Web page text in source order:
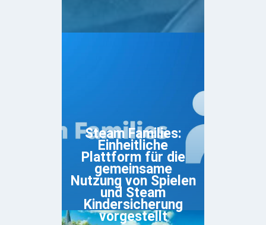
Steam Families:
Einheitliche
Plattform für die
gemeinsame
Nutzung von Spielen
und Steam
Kindersicherung
vorgestellt